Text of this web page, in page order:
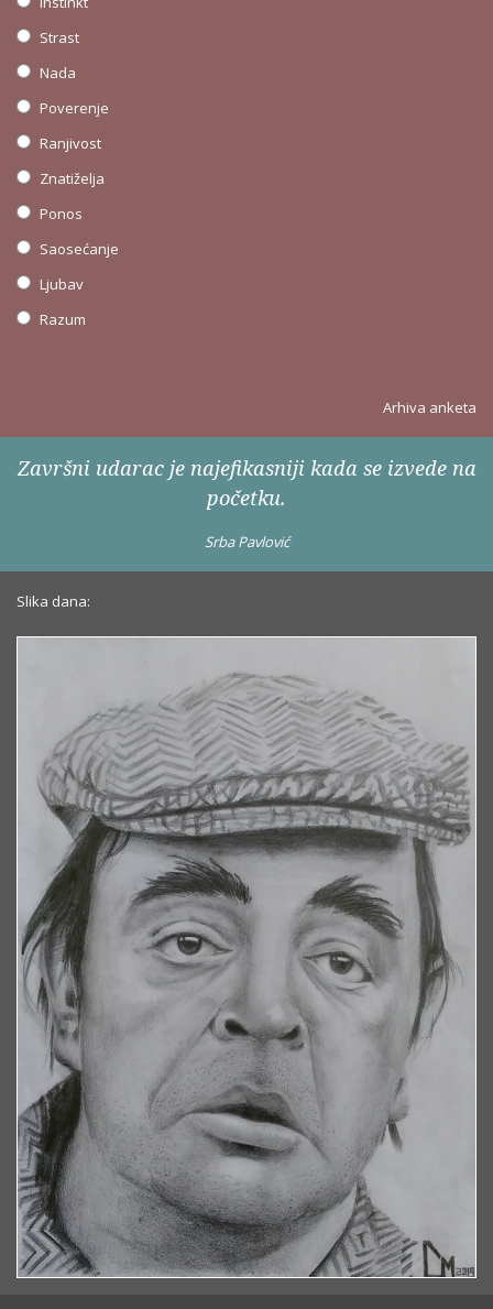
Strast
Nada
Poverenje
Ranjivost
Znatiželja
Ponos
Saosećanje
Ljubav
Razum
Arhiva anketa
Završni udarac je najefikasniji kada se izvede na
početku.
Srba Pavlović
Slika dana: